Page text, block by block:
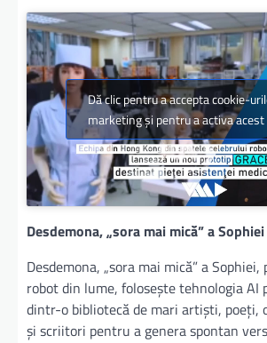
Dă clic pentru a accepta cookie-
marketing și pentru a activa
Desdemona, „sora mai mică” a Sophiei
Desdemona, „sora mai mică” a
robot din lume, folosește tehnologia AI
dintr-o bibliotecă de mari artiști, poeți,
și scriitori pentru a genera spontan